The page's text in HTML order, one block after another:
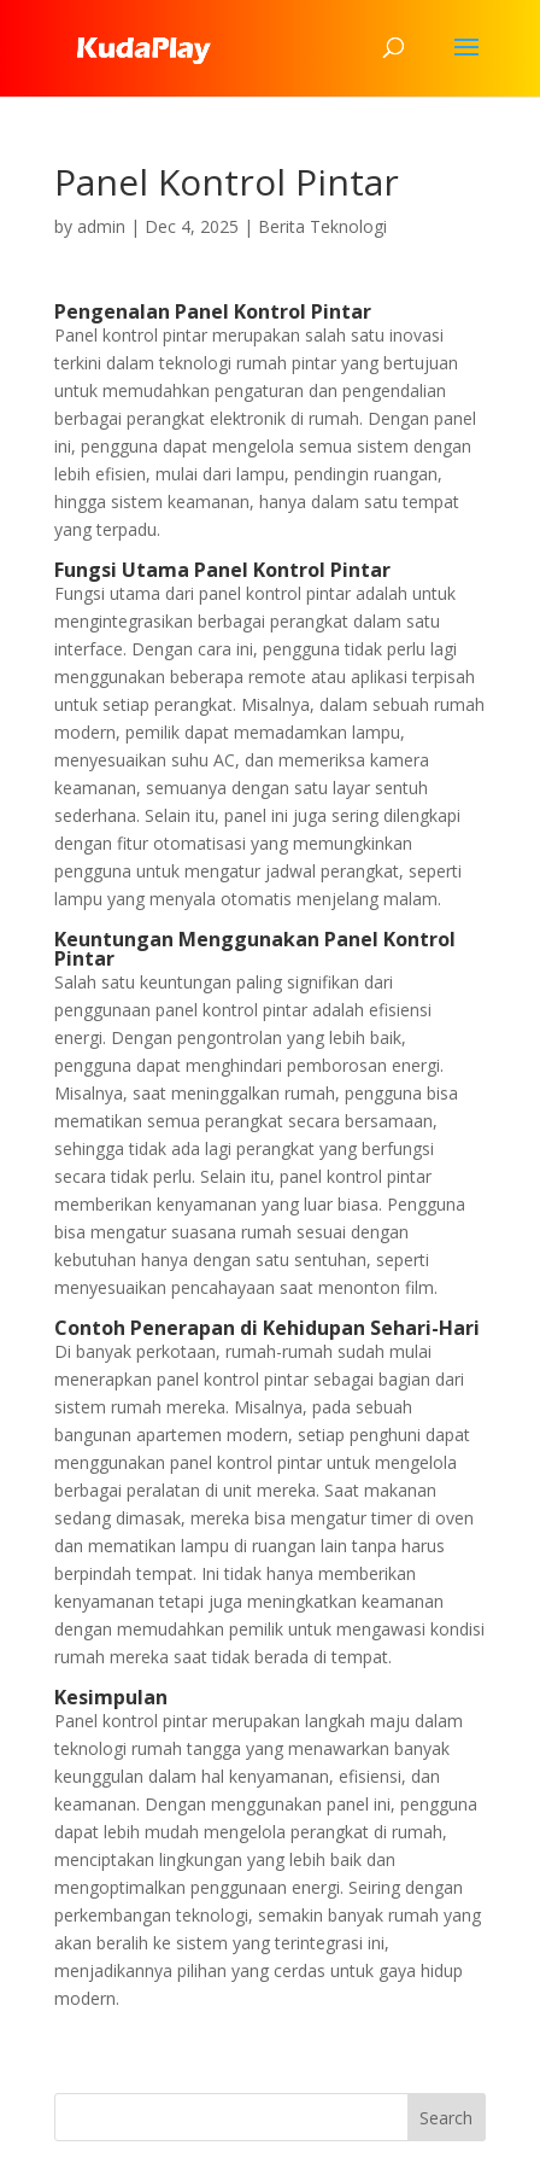
Panel Kontrol Pintar
by admin | Dec 4, 2025 | Berita Teknologi
Pengenalan Panel Kontrol Pintar
Panel kontrol pintar merupakan salah satu inovasi
terkini dalam teknologi rumah pintar yang bertujuan
untuk memudahkan pengaturan dan pengendalian
berbagai perangkat elektronik di rumah. Dengan panel
ini, pengguna dapat mengelola semua sistem dengan
lebih efisien, mulai dari lampu, pendingin ruangan,
hingga sistem keamanan, hanya dalam satu tempat
yang terpadu.
Fungsi Utama Panel Kontrol Pintar
Fungsi utama dari panel kontrol pintar adalah untuk
mengintegrasikan berbagai perangkat dalam satu
interface. Dengan cara ini, pengguna tidak perlu lagi
menggunakan beberapa remote atau aplikasi terpisah
untuk setiap perangkat. Misalnya, dalam sebuah rumah
modern, pemilik dapat memadamkan lampu,
menyesuaikan suhu AC, dan memeriksa kamera
keamanan, semuanya dengan satu layar sentuh
sederhana. Selain itu, panel ini juga sering dilengkapi
dengan fitur otomatisasi yang memungkinkan
pengguna untuk mengatur jadwal perangkat, seperti
lampu yang menyala otomatis menjelang malam.
Keuntungan Menggunakan Panel Kontrol
Pintar
Salah satu keuntungan paling signifikan dari
penggunaan panel kontrol pintar adalah efisiensi
energi. Dengan pengontrolan yang lebih baik,
pengguna dapat menghindari pemborosan energi.
Misalnya, saat meninggalkan rumah, pengguna bisa
mematikan semua perangkat secara bersamaan,
sehingga tidak ada lagi perangkat yang berfungsi
secara tidak perlu. Selain itu, panel kontrol pintar
memberikan kenyamanan yang luar biasa. Pengguna
bisa mengatur suasana rumah sesuai dengan
kebutuhan hanya dengan satu sentuhan, seperti
menyesuaikan pencahayaan saat menonton film.
Contoh Penerapan di Kehidupan Sehari-Hari
Di banyak perkotaan, rumah-rumah sudah mulai
menerapkan panel kontrol pintar sebagai bagian dari
sistem rumah mereka. Misalnya, pada sebuah
bangunan apartemen modern, setiap penghuni dapat
menggunakan panel kontrol pintar untuk mengelola
berbagai peralatan di unit mereka. Saat makanan
sedang dimasak, mereka bisa mengatur timer di oven
dan mematikan lampu di ruangan lain tanpa harus
berpindah tempat. Ini tidak hanya memberikan
kenyamanan tetapi juga meningkatkan keamanan
dengan memudahkan pemilik untuk mengawasi kondisi
rumah mereka saat tidak berada di tempat.
Kesimpulan
Panel kontrol pintar merupakan langkah maju dalam
teknologi rumah tangga yang menawarkan banyak
keunggulan dalam hal kenyamanan, efisiensi, dan
keamanan. Dengan menggunakan panel ini, pengguna
dapat lebih mudah mengelola perangkat di rumah,
menciptakan lingkungan yang lebih baik dan
mengoptimalkan penggunaan energi. Seiring dengan
perkembangan teknologi, semakin banyak rumah yang
akan beralih ke sistem yang terintegrasi ini,
menjadikannya pilihan yang cerdas untuk gaya hidup
modern.
Search